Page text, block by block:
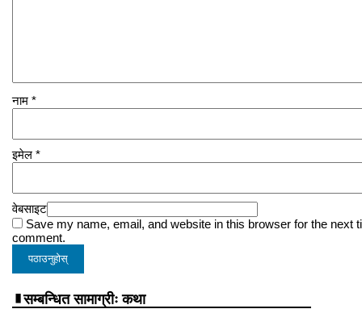
नाम *
इमेल *
वेबसाइट
Save my name, email, and website in this browser for the next
comment.
सम्बन्धित सामाग्रीः कथा